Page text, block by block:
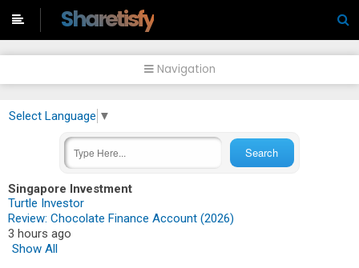
Sharetisfy
Navigation
Select Language ▼
Singapore Investment
Turtle Investor
Review: Chocolate Finance Account (2026)
3 hours ago
Show All